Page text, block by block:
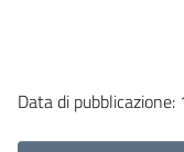
Data di